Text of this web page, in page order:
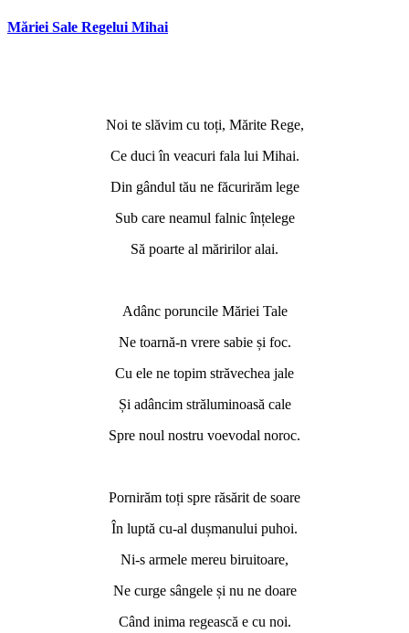
Măriei Sale Regelui Mihai
Noi te slăvim cu toți, Mărite Rege,
Ce duci în veacuri fala lui Mihai.
Din gândul tău ne făcurirăm lege
Sub care neamul falnic înțelege
Să poarte al măririlor alai.
Adânc poruncile Măriei Tale
Ne toarnă-n vrere sabie și foc.
Cu ele ne topim străvechea jale
Și adâncim străluminoasă cale
Spre noul nostru voevodal noroc.
Pornirăm toți spre răsărit de soare
În luptă cu-al dușmanului puhoi.
Ni-s armele mereu biruitoare,
Ne curge sângele și nu ne doare
Când inima regească e cu noi.